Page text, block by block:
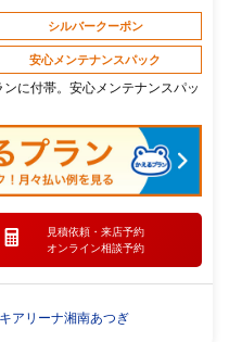
シルバークーポン
安心メンテナンスパック
に付帯。安心メンテナンスパッ
見積依頼・ 来店予約
オンライン相談予約
アリーナ湘南あつぎ